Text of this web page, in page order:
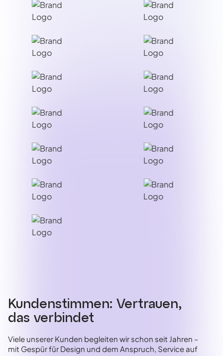
Kundenstimmen: Vertrauen,
das verbindet
Viele unserer Kunden begleiten wir schon seit Jahren –
mit Gespür für Design und dem Anspruch, Service auf